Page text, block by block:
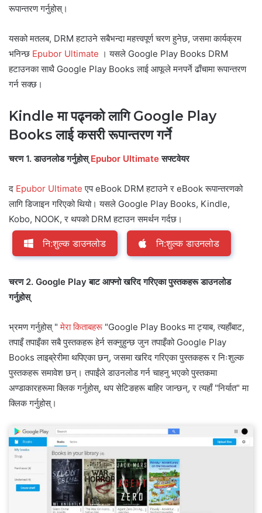
रूपान्तरण गर्नुहोस्।
यसको मतलब, DRM हटाउने सबैभन्दा महत्त्वपूर्ण चरण हुनेछ, जसमा कार्यक्रम
भनिन्छ Epubor Ultimate । यसले Google Play Books DRM
हटाउनका साथै Google Play Books लाई आफूले मनपर्ने ढाँचामा रूपान्तरण
गर्न सक्छ।
Kindle मा पढ्नको लागि Google Play
Books लाई कसरी रूपान्तरण गर्ने
चरण 1. डाउनलोड गर्नुहोस् Epubor Ultimate सफ्टवेयर
द Epubor Ultimate एप eBook DRM हटाउने र eBook रूपान्तरणको
लागि डिजाइन गरिएको थियो। यसले Google Play Books, Kindle,
Kobo, NOOK, र थपको DRM हटाउन समर्थन गर्दछ।
नि:शुल्क डाउनलोड नि:शुल्क डाउनलोड
चरण 2. Google Play बाट आफ्नो खरिद गरिएका पुस्तकहरू डाउनलोड
गर्नुहोस्
भ्रमण गर्नुहोस् "मेरा किताबहरू "Google Play Books मा ट्याब, त्यहाँबाट,
तपाइँ तपाइँका सबै पुस्तकहरू हेर्न सक्नुहुन्छ जुन तपाइँको Google Play
Books लाइब्रेरीमा थपिएका छन्, जसमा खरिद गरिएका पुस्तकहरू र निःशुल्क
पुस्तकहरू समावेश छन्। तपाईंले डाउनलोड गर्न चाहनु भएको पुस्तकमा
अण्डाकारहरूमा क्लिक गर्नुहोस्, थप सेटिङहरू बाहिर जान्छन्, र त्यहाँ "निर्यात" मा
क्लिक गर्नुहोस्।